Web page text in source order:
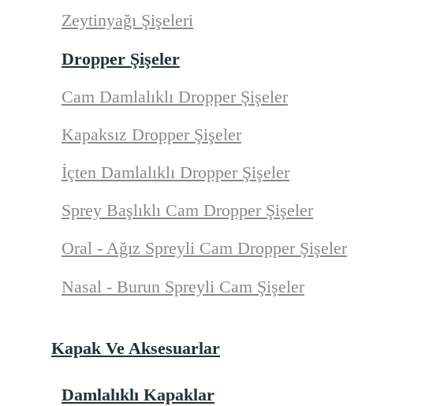
Zeytinyağı Şişeleri
Dropper Şişeler
Cam Damlalıklı Dropper Şişeler
Kapaksız Dropper Şişeler
İçten Damlalıklı Dropper Şişeler
Sprey Başlıklı Cam Dropper Şişeler
Oral - Ağız Spreyli Cam Dropper Şişeler
Nasal - Burun Spreyli Cam Şişeler
Kapak Ve Aksesuarlar
Damlalıklı Kapaklar